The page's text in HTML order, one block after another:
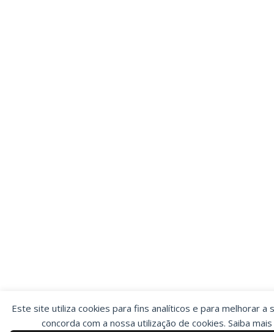
Este site utiliza cookies para fins analíticos e para melhorar a
concorda com a nossa utilização de cookies. Saiba